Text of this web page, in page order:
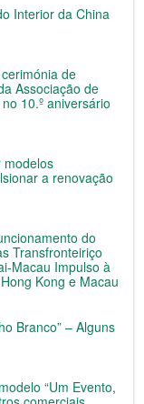
Interior da China
de
Associação de
10.º aniversário
modelos
a renovação
do
Transfronteiriço
Macau Impulso à
Kong e Macau
Branco” – Alguns
“Um Evento,